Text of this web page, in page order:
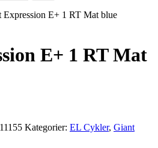
Expression E+ 1 RT Mat blue
E+ 1 RT Mat
Kategorier: EL Cykler, Giant